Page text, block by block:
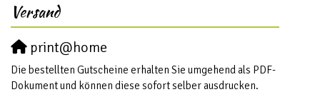
Versand
print@home
Die bestellten Gutscheine erhalten Sie umgehend als PDF-
Dokument und können diese sofort selber ausdrucken.